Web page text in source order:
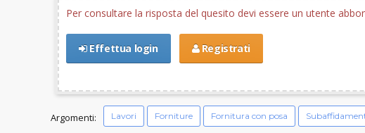
Per consultare la risposta del quesito devi essere un utente
Effettua login Registrati
Argomenti: Lavori Forniture Fornitura con posa